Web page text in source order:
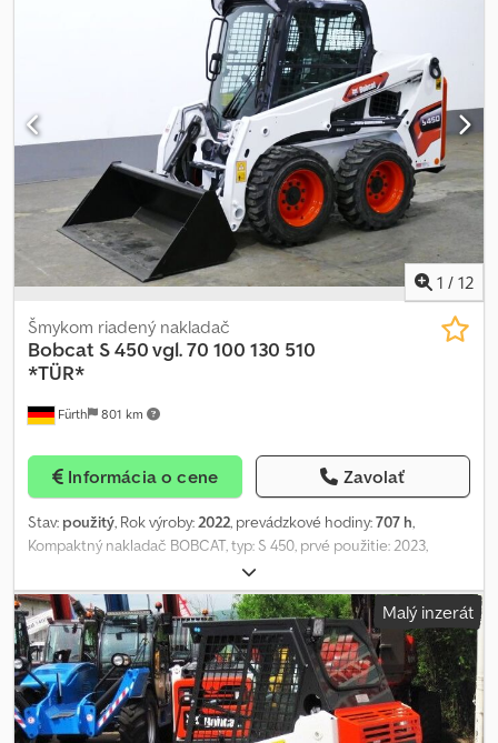
ROPS / FOPS, UZAVRETÁ KABÍNA, DVERE, posuvné bočné okná (2x),
PRACOVNÉ REFLEKTORY (vpredu), osvetlenie (vzadu), stierač
čelného skla, kúrenie/ventilácia, BOBCAT komfortné sedadlo,
upevňovacie a transportné oká. Pneumatiky: BOBCAT TERÉNNE
PNEUMATIKY (10 x 16.5) – po obvode cca 80 %, prepravné rozmery:
dĺžka: cca 3 172 mm (bez lyžice cca 2 502 mm), šírka: 1 600 mm
(lyžica), výška: cca 1 976 mm. Cena je bez DPH pre export, v SR je
potrebné pripočítať zákonnú DPH. ∗∗∗ MOŽNOSŤ
FINANCOVANIA / VÝHODNÁ DOPRAVA (CELOSVETOVO) / PRI
EXPORTE SA PLATÍ IBA ČISTÁ CENA (!) ∗∗∗ © pb Chedpfx
Ansxxtd Dsgea
1 / 12
Fürth 801 km
Šmykom riadený nakladač
Bobcat S 450 vgl. 70 100 130 510
*TÜR*
Informácia o cene Zavolať
Stav: použitý, Rok výroby: 2022, prevádzkové hodiny:707 h,
Kompaktný nakladač BOBCAT, typ: S 450, prvé použitie: 2023,
prevádzková hmotnosť: cca 2 436 kg, 4-valcový dieselmotor
BOBCAT (typ: DM02VB – 49,64 HP / 36,50 kW pri 2 600 ot./min),
LOPATA (šírka: cca 1 600 mm), RÝCHLUPÍNAČ, PRÍDAVNÁ
HYDRAULIKA, maximálna výška vykládky: 3 558 mm, nosnosť pri
preklopení: 1 308 kg, ROPS / FOPS kabína, UZAVRETÁ KABÍNA s
dverami, posuvné bočné okná (2x), PRACOVNÉ SVETLOMETY
(vpredu), osvetlenie (vzadu), stierač čelného skla,
kúrenie/vetranie, komfortné sedadlo BOBCAT, úchyty na prepravu.
Malý inzerát